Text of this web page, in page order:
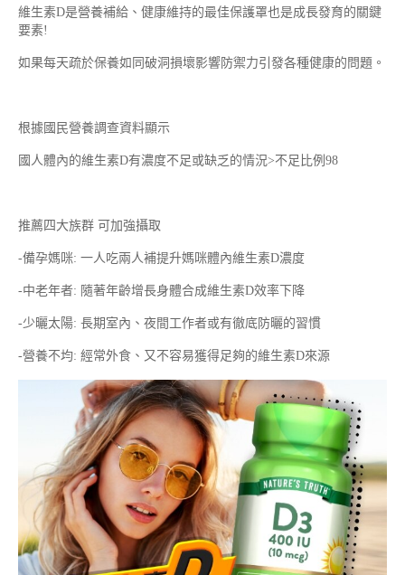
維生素D是營養補給、健康維持的最佳保護罩也是成長發育的關鍵
要素!
如果每天疏於保養如同破洞損壞影響防禦力引發各種健康的問題。
根據國民營養調查資料顯示
國人體內的維生素D有濃度不足或缺乏的情況>不足比例98
推薦四大族群 可加強攝取
-備孕媽咪: 一人吃兩人補提升媽咪體內維生素D濃度
-中老年者: 隨著年齡增長身體合成維生素D效率下降
-少曬太陽: 長期室內、夜間工作者或有徹底防曬的習慣
-營養不均: 經常外食、又不容易獲得足夠的維生素D來源